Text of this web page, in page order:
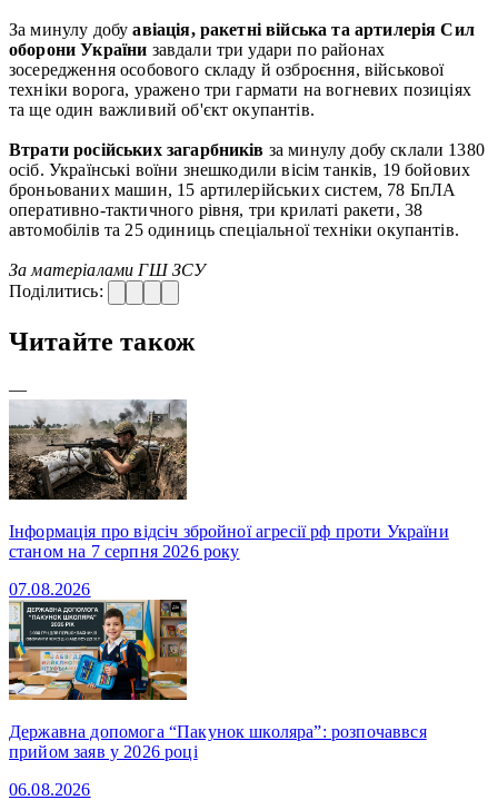
За минулу добуавіація, ракетні війська та артилерія Сил
оборони України завдали три удари по районах
зосередження особового складу й озброєння, військової
техніки ворога, уражено три гармати на вогневих позиціях
та ще один важливий об'єкт окупантів.
Втрати російських загарбників за минулу добу склали 1380
осіб. Українські воїни знешкодили вісім танків, 19 бойових
броньованих машин, 15 артилерійських систем, 78 БпЛА
оперативно-тактичного рівня, три крилаті ракети, 38
автомобілів та 25 одиниць спеціальної техніки окупантів.
За матеріалами ГШ ЗСУ
Поділитись:
Читайте також
—
Інформація про відсіч збройної агресії рф проти України
станом на 7 серпня 2026 року
07.08.2026
Державна допомога “Пакунок школяра”: розпочаввся
прийом заяв у 2026 році
06.08.2026